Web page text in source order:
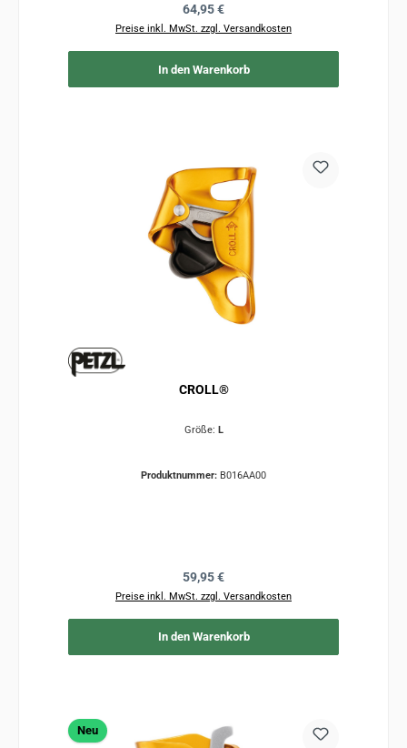
Regulärer Preis:
64,95 €
Preise inkl. MwSt. zzgl. Versandkosten
In den Warenkorb
CROLL®
Größe: L
Produktnummer: B016AA00
Regulärer Preis:
59,95 €
Preise inkl. MwSt. zzgl. Versandkosten
In den Warenkorb
Neu